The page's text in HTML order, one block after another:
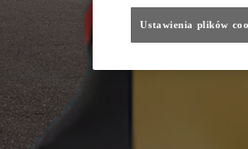
Ustawienia plików